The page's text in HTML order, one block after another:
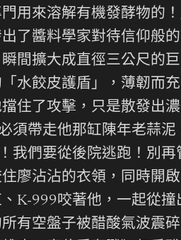
用來溶解有機發酵物的
了醬料學家對待信仰般
間擴大成直徑三公尺的
水餃皮護盾」，薄韌而
住了攻擊，只是散發出
須帶走他那缸陳年老蒜
們要從後院逃跑！別
廖沾沾的衣領，同時開
K-999咬著他，一起從
有空盤子被醋酸氣波震